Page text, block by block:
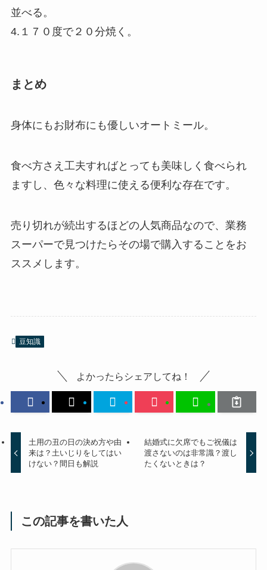
並べる。
4.１７０度で２０分焼く。
まとめ
身体にもお財布にも優しいオートミール。
食べ方さえ工夫すればとっても美味しく食べられ
ますし、色々な料理に使える便利な存在です。
売り切れが続出するほどの人気商品なので、業務
スーパーで見つけたらその場で購入することをお
ススメします。
豆知識
よかったらシェアしてね！
土用の丑の日の決め方や由
来は？土いじりをしてはい
けない？間日も解説
結婚式に欠席でもご祝儀は
渡さないのは非常識？渡し
たくないときは？
この記事を書いた人